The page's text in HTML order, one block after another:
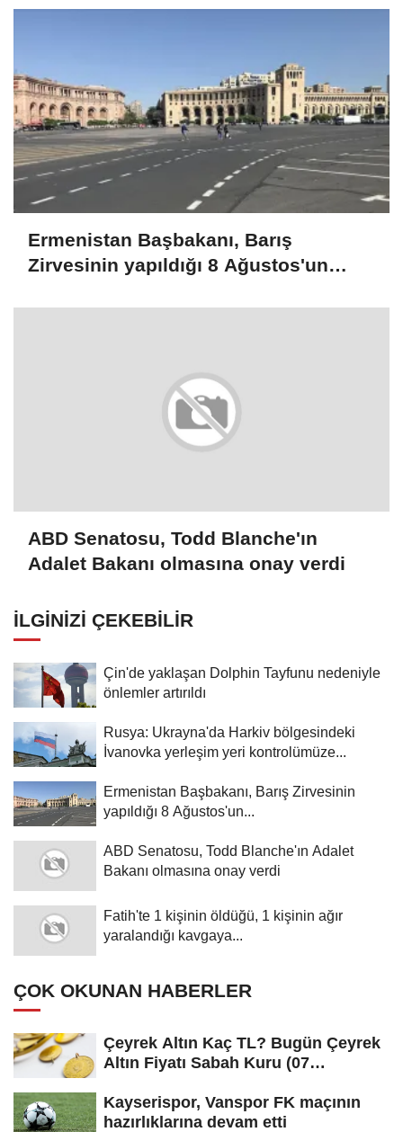
Ermenistan Başbakanı, Barış
Zirvesinin yapıldığı 8 Ağustos'un
ABD Senatosu, Todd Blanche'ın
Adalet Bakanı olmasına onay verdi
İLGINIZI ÇEKEBILIR
Çin'de yaklaşan Dolphin Tayfunu nedeniyle
önlemler artırıldı
Rusya: Ukrayna'da Harkiv bölgesindeki
İvanovka yerleşim yeri kontrolümüze...
Ermenistan Başbakanı, Barış Zirvesinin
yapıldığı 8 Ağustos'un...
ABD Senatosu, Todd Blanche'ın Adalet
Bakanı olmasına onay verdi
Fatih'te 1 kişinin öldüğü, 1 kişinin ağır
yaralandığı kavgaya...
ÇOK OKUNAN HABERLER
Çeyrek Altın Kaç TL? Bugün Çeyrek
Altın Fiyatı Sabah Kuru (07
Kayserispor, Vanspor FK maçının
hazırlıklarına devam etti